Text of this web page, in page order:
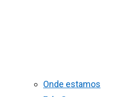
Onde estamos